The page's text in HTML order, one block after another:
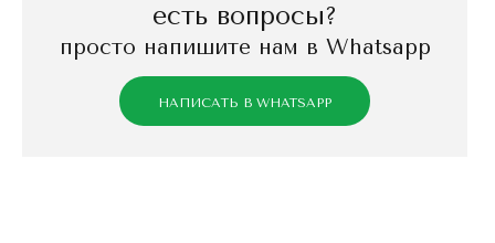
есть вопросы?
просто напишите нам в Whatsapp
НАПИСАТЬ В WHATSAPP